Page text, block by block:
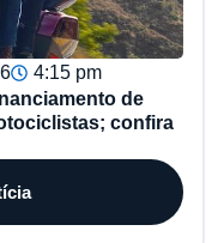
4:15 pm
de
confira